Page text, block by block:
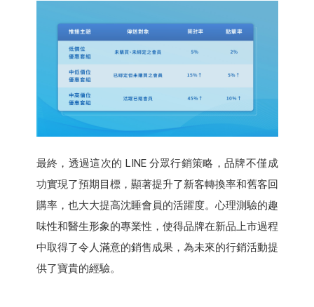
最終，透過這次的 LINE 分眾行銷策略，品牌不僅成
功實現了預期目標，顯著提升了新客轉換率和舊客回
購率，也大大提高沈睡會員的活躍度。心理測驗的趣
味性和醫生形象的專業性，使得品牌在新品上市過程
中取得了令人滿意的銷售成果，為未來的行銷活動提
供了寶貴的經驗。